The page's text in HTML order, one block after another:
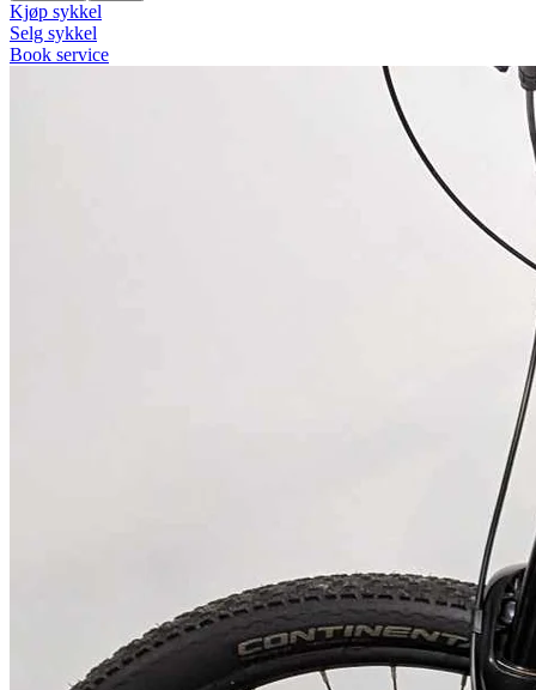
Kjøp sykkel
Selg sykkel
Book service